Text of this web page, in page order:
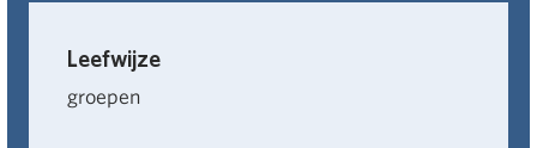
Leefwijze
groepen